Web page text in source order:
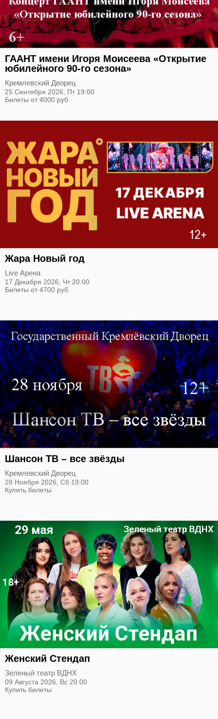
ГААНТ имени Игоря Моисеева «Открытие
юбилейного 90-го сезона»
Кремлевский Дворец
25 Сентября 2026, Пт 19:00
Билеты от 4000 руб.
Жара Новый год
Live Арена
17 Декабря 2026, Чт 20:00
Билеты от 4700 руб.
Шансон ТВ – все звёзды
Кремлевский Дворец
28 Ноября 2026, Сб 19:00
Купить билеты
Женский Стендап
Зеленый театр ВДНХ
09 Августа 2026, Вс 20:00
Купить билеты